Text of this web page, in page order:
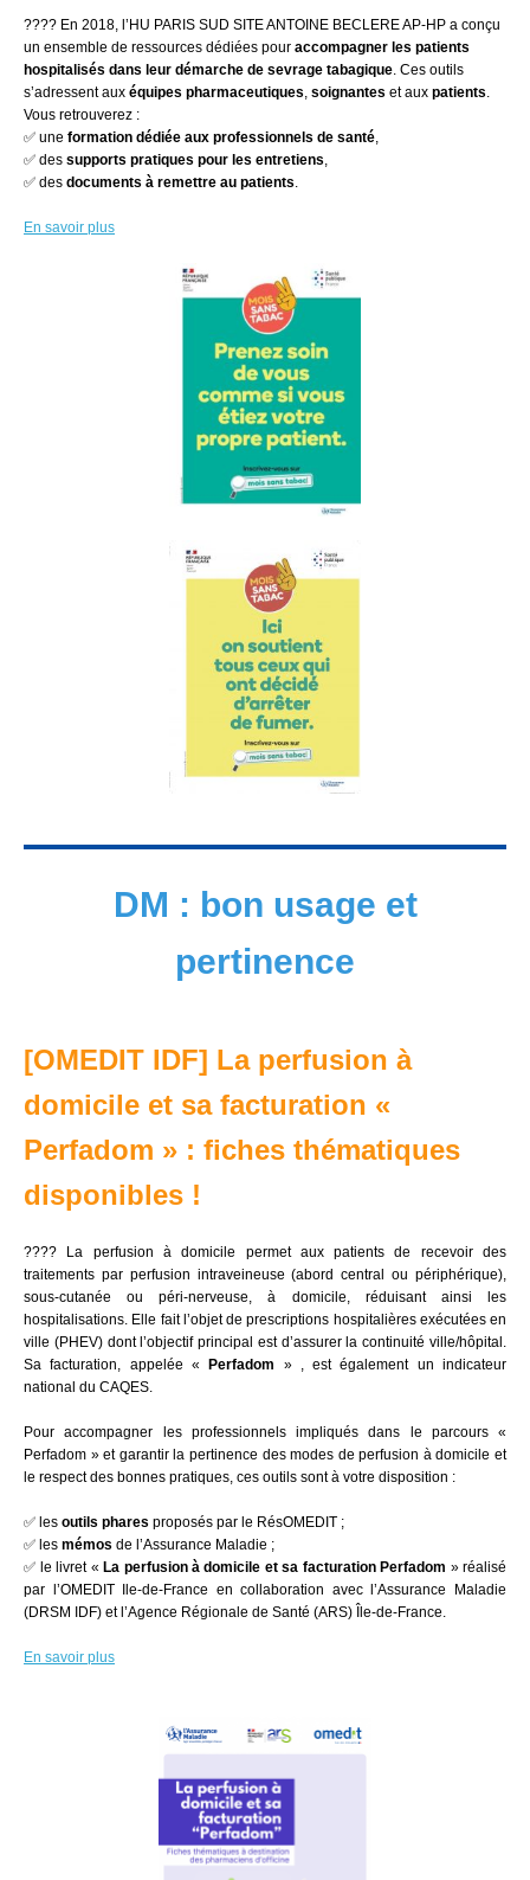
???? En 2018, l’HU PARIS SUD SITE ANTOINE BECLERE AP-HP a conçu
un ensemble de ressources dédiées pour accompagner les patients
hospitalisés dans leur démarche de sevrage tabagique. Ces outils
s’adressent aux équipes pharmaceutiques, soignantes et aux patients.
Vous retrouverez :
✅ une formation dédiée aux professionnels de santé,
✅ des supports pratiques pour les entretiens,
✅ des documents à remettre au patients.
En savoir plus
DM : bon usage et
pertinence
[OMEDIT IDF] La perfusion à
domicile et sa facturation «
Perfadom » : fiches thématiques
disponibles !
???? La perfusion à domicile permet aux patients de recevoir des
traitements par perfusion intraveineuse (abord central ou périphérique),
sous-cutanée ou péri-nerveuse, à domicile, réduisant ainsi les
hospitalisations. Elle fait l’objet de prescriptions hospitalières exécutées en
ville (PHEV) dont l’objectif principal est d’assurer la continuité ville/hôpital.
Sa facturation, appelée «
Perfadom » , est également un indicateur
national du CAQES.
Pour accompagner les professionnels impliqués dans le parcours «
Perfadom » et garantir la pertinence des modes de perfusion à domicile et
le respect des bonnes pratiques, ces outils sont à votre disposition :
✅ les outils phares proposés par le RésOMEDIT ;
✅ les mémos de l’Assurance Maladie ;
✅ le livret « La perfusion à domicile et sa facturation Perfadom » réalisé
par l’OMEDIT Ile-de-France en collaboration avec l’Assurance Maladie
(DRSM IDF) et l’Agence Régionale de Santé (ARS) Île-de-France.
En savoir plus